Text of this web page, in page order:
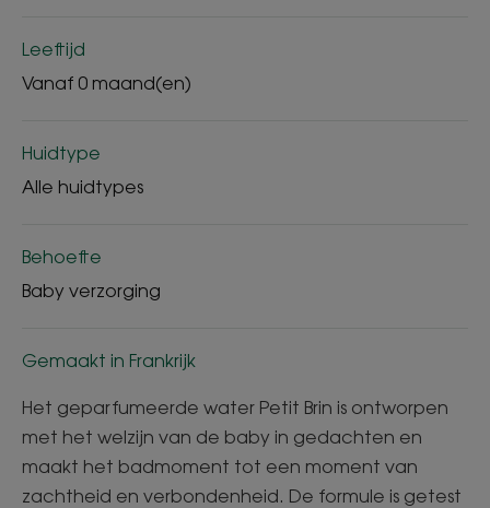
Leeftijd
Vanaf 0 maand(en)
Huidtype
Alle huidtypes
Behoefte
Baby verzorging
Gemaakt in Frankrijk
Het geparfumeerde water Petit Brin is ontworpen
met het welzijn van de baby in gedachten en
maakt het badmoment tot een moment van
zachtheid en verbondenheid. De formule is getest